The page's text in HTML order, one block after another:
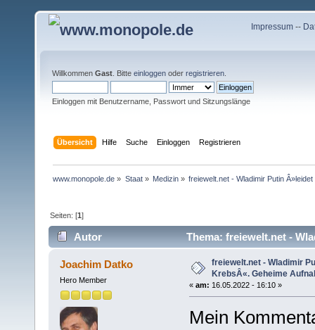
Impressum--
Willkommen Gast . Bitte einloggen oder registrieren
Einloggen mit Benutzername, Passwort und Sitzungslänge
Übersicht Hilfe Suche Einloggen Registrieren
www.monopole.de » Staat» Medizin» freiewelt.net - Wladimir Putin
Seiten: [1]
Autor
Thema: freiewelt.net -
(Gelesen 16006 mal)
Joachim Datko
Hero Member
freiewelt.net - Wladimir
KrebsÂ«. Geheime
« am: 16.05.2022 - 16:10 »
Mein